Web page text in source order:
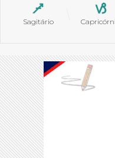
Sagitário